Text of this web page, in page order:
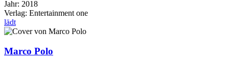
Jahr: 2018
Verlag: Entertainment one
lädt
Marco Polo